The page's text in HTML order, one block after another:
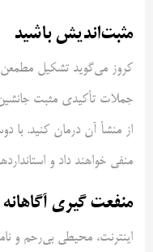
مثبت‌‌اندیش باشید
کروز می‌گوید تشکیل مطمعن
جملات تأکیدی مثبت جانشین
از منشأ آن درمان کنید. با
منفی خواهند داد و
منفعت گیری
اینترنت، محیطی بی‌رحم و